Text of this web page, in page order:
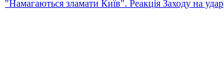
"Намагаються зламати Київ". Реакція Заходу на удар